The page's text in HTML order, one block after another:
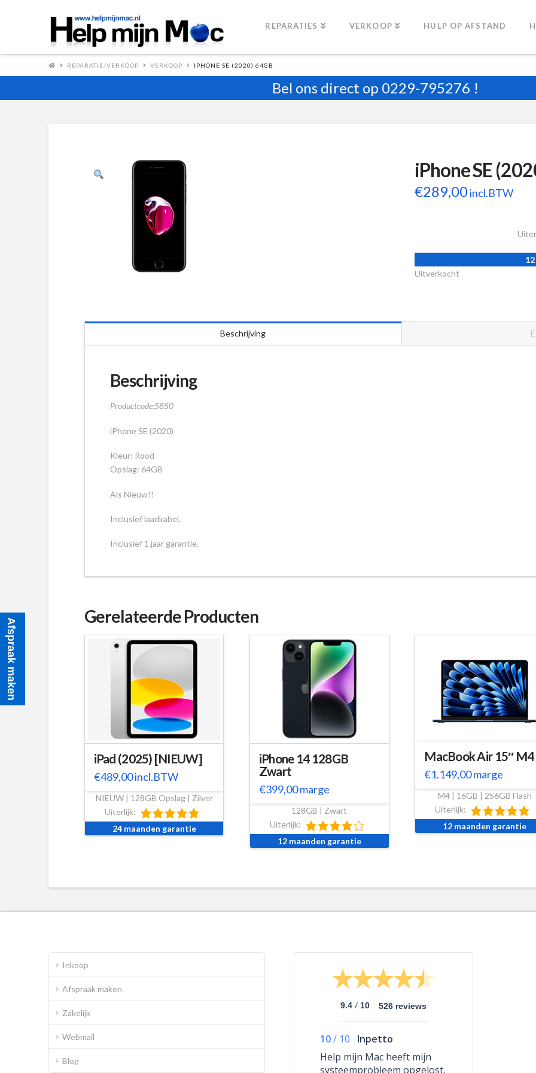
REPARATIES VERKOOP HULP OP AFSTAND
REPARATIE/VERKOOP VERKOOP IPHONE SE (2020) 64GB
Bel ons direct op 0229-795276 !
iPhone SE
€289,00incl.BTW
Uitverkocht
Beschrijving
Beschrijving
Productcode:5850
iPhone SE (2020)
Kleur: Rood
Opslag: 64GB
Als Nieuw!!
Inclusief laadkabel.
Inclusief 1 jaar garantie.
Gerelateerde Producten
iPad (2025) [NIEUW]
€489,00incl.BTW
NIEUW | 128GB Opslag | Zilver
Uiterlijk:
24 maanden garantie
iPhone 14 128GB
Zwart
€399,00marge
128GB | Zwart
Uiterlijk:
12 maanden garantie
MacBook Air 15″ M4
€1.149,00marge
M4 | 16GB | 256GB Flash
Uiterlijk:
12 maanden garantie
Inkoop
Afspraak maken
Zakelijk
Webmail
Blog
9.4 / 10 526 reviews
10/ 10
Inpetto
Help mijn Mac heeft mijn
systeemprobleem opgelost,
Afspraak maken